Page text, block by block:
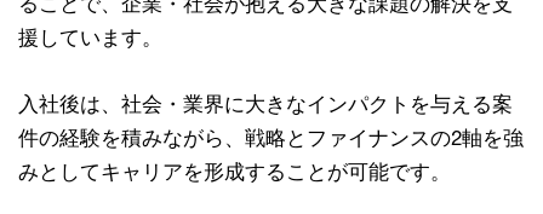
援しています。
入社後は、社会・業界に大きなインパクトを与える案
件の経験を積みながら、戦略とファイナンスの2軸を強
みとしてキャリアを形成することが可能です。